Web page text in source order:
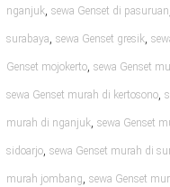
nganjuk, sewa Genset di pasuruan
surabaya, sewa Genset gresik,
Genset mojokerto, sewa Genset
sewa Genset murah di kertosono,
murah di nganjuk, sewa Genset
sidoarjo, sewa Genset murah di
murah jombang, sewa Genset